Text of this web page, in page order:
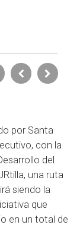
por Santa
con la
del
una ruta
siendo la
que
en un total de